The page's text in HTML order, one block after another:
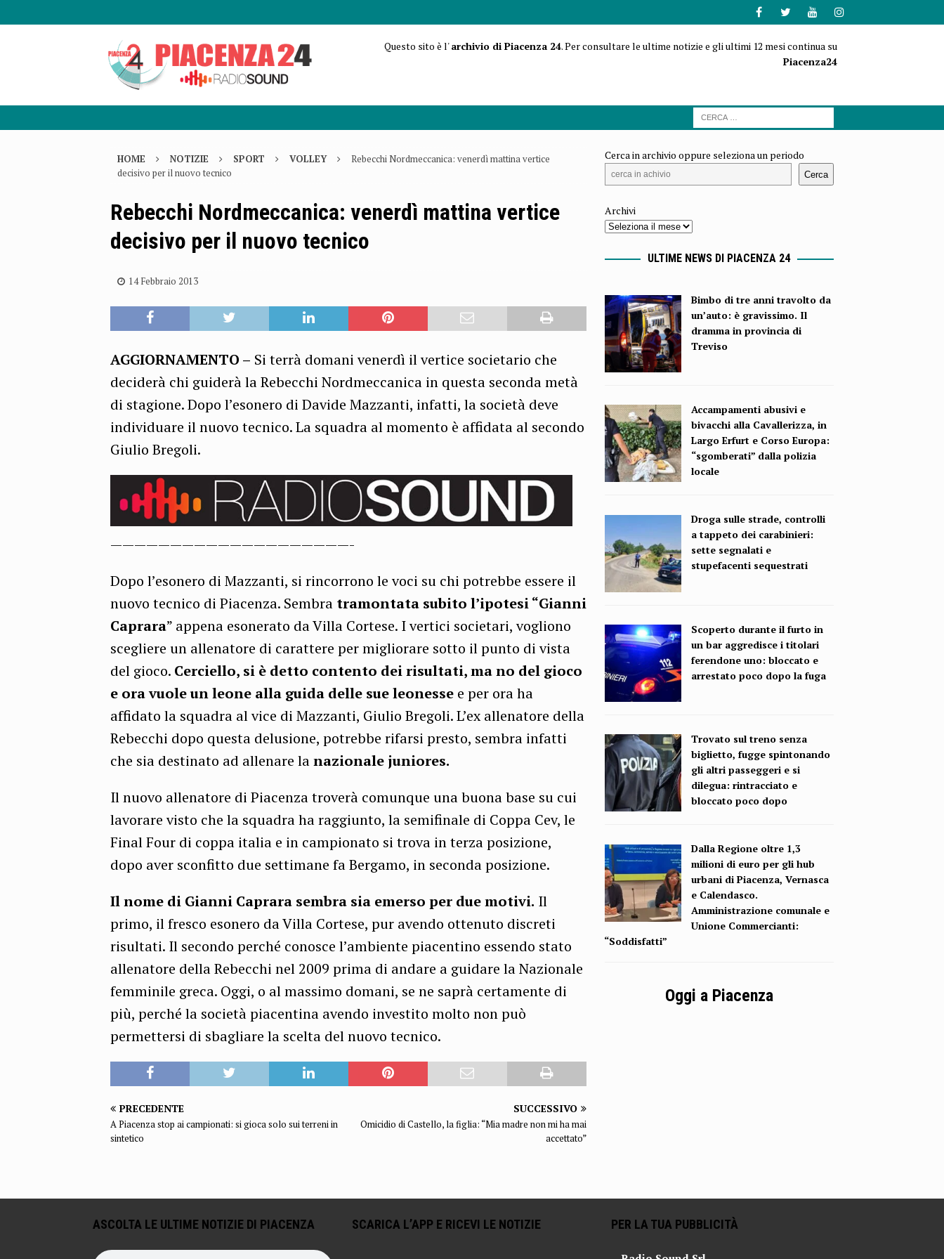
Questo sito è l'archivio di Piacenza 24. Per consultare le ultime notizie e gli ultimi 12 mesi continua su
Piacenza24
HOME NOTIZIE SPORT VOLLEY
Rebecchi Nordmeccanica: venerdì mattina vertice
decisivo per il nuovo tecnico
Rebecchi Nordmeccanica: venerdì mattina vertice
decisivo per il nuovo tecnico
14 Febbraio 2013
AGGIORNAMENTO – Si terrà domani venerdì il vertice societario che
deciderà chi guiderà la Rebecchi Nordmeccanica in questa seconda metà
di stagione. Dopo l’esonero di Davide Mazzanti, infatti, la società deve
individuare il nuovo tecnico. La squadra al momento è affidata al secondo
Giulio Bregoli.
————————————————————-
Dopo l’esonero di Mazzanti, si rincorrono le voci su chi potrebbe essere il
nuovo tecnico di Piacenza. Sembra tramontata subito l’ipotesi “Gianni
Caprara” appena esonerato da Villa Cortese. I vertici societari, vogliono
scegliere un allenatore di carattere per migliorare sotto il punto di vista
del gioco. Cerciello, si è detto contento dei risultati, ma no del gioco
e ora vuole un leone alla guida delle sue leonesse e per ora ha
affidato la squadra al vice di Mazzanti, Giulio Bregoli. L’ex allenatore della
Rebecchi dopo questa delusione, potrebbe rifarsi presto, sembra infatti
che sia destinato ad allenare lanazionale juniores.
Il nuovo allenatore di Piacenza troverà comunque una buona base su cui
lavorare visto che la squadra ha raggiunto, la semifinale di Coppa Cev, le
Final Four di coppa italia e in campionato si trova in terza posizione,
dopo aver sconfitto due settimane fa Bergamo, in seconda posizione.
Il nome di Gianni Caprara sembra sia emerso per due motivi. Il
primo, il fresco esonero da Villa Cortese, pur avendo ottenuto discreti
risultati. Il secondo perché conosce l’ambiente piacentino essendo stato
allenatore della Rebecchi nel 2009 prima di andare a guidare la Nazionale
femminile greca. Oggi, o al massimo domani, se ne saprà certamente di
più, perché la società piacentina avendo investito molto non può
permettersi di sbagliare la scelta del nuovo tecnico.
PRECEDENTE
A Piacenza stop ai campionati: si gioca solo sui terreni in
sintetico
SUCCESSIVO
Omicidio di Castello, la figlia: “Mia madre non mi ha mai
accettato”
Cerca in archivio oppure seleziona un periodo
Cerca
Archivi
ULTIME NEWS DI PIACENZA 24
Bimbo di tre anni travolto da
un’auto: è gravissimo. Il
dramma in provincia di
Treviso
Accampamenti abusivi e
bivacchi alla Cavallerizza, in
Largo Erfurt e Corso Europa:
“sgomberati” dalla polizia
locale
Droga sulle strade, controlli
a tappeto dei carabinieri:
sette segnalati e
stupefacenti sequestrati
Scoperto durante il furto in
un bar aggredisce i titolari
ferendone uno: bloccato e
arrestato poco dopo la fuga
Trovato sul treno senza
biglietto, fugge spintonando
gli altri passeggeri e si
dilegua: rintracciato e
bloccato poco dopo
Dalla Regione oltre 1,3
milioni di euro per gli hub
urbani di Piacenza, Vernasca
e Calendasco.
Amministrazione comunale e
Unione Commercianti:
“Soddisfatti”
Oggi a Piacenza
ASCOLTA LE ULTIME NOTIZIE DI PIACENZA SCARICA L’APP E RICEVI LE NOTIZIE PER LA TUA PUBBLICITÀ